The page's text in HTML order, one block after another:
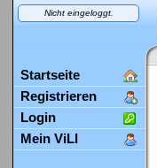
Nicht eingeloggt.
Startseite
Registrieren
Login
Mein ViLI